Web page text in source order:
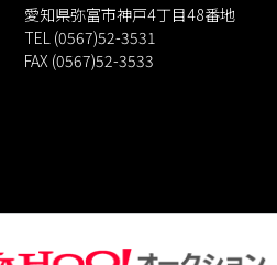
愛知県弥富市神戸4丁目48番地
TEL (0567)52-3531
FAX (0567)52-3533